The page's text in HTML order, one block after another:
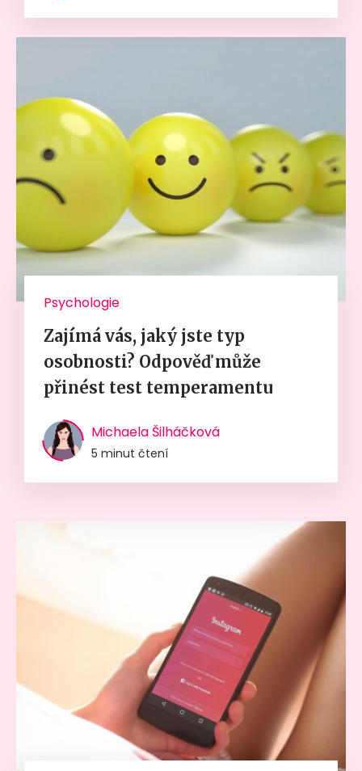
Psychologie
Zajímá vás, jaký jste typ
osobnosti? Odpověď může
přinést test temperamentu
Michaela Šilháčková
5 minut čtení